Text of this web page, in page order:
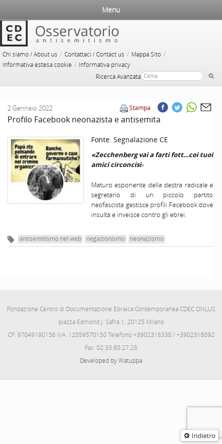
Chi siamo / About us / Contattaci / Contact us / Mappa Sito /
Informativa estesa cookie / Informativa privacy
Ricerca Avanzata
Menu
Indietro
Stampa
2 Gennaio 2022
Profilo Facebook neonazista e antisemita
Fonte: Segnalazione CE
«Zecchenberg vai a farti fott…coi tuoi
amici circoncisi»
Maturo esponente della destra radicale e
segretario di un piccolo partito
neofascista gestisce profili Facebook dove
insulta e inveisce contro gli ebrei.
antisemitismo nel web negazionismo neonazismo
Fondazione Centro di Documentazione Ebraica Contemporanea CDEC ONLUS
piazza Edmond J. Safra 1, 20125 Milano
CF: 97049190156 IVA: 12559570150 Telefono +3902316338 / +3902316092
Fax: 02.33.60.27.28
Developed by Watuppa